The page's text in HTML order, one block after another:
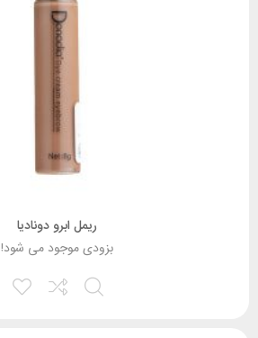
ریمل ابرو دونادیا
بزودی موجود می شود!